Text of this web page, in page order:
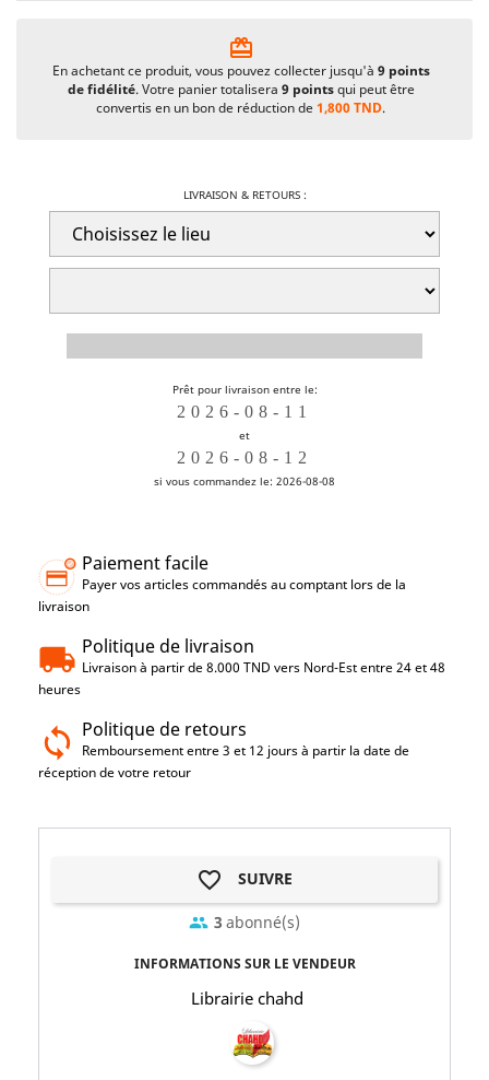
card_giftcard
En achetant ce produit, vous pouvez collecter jusqu'à 9points
de fidélité. Votre panier totalisera 9pointsqui peut être
convertis en un bon de réduction de1,800 TND.
LIVRAISON & RETOURS :
Prêt pour livraison entre le:
et
si vous commandez le: 2026-08-08
Paiement facile
Payer vos articles commandés au comptant lors de la
livraison
Politique de livraison
Livraison à partir de 8.000 TND vers Nord-Est entre 24 et 48
heures
Politique de retours
Remboursement entre 3 et 12 jours à partir la date de
réception de votre retour
favorite_border SUIVRE
group 3 abonné(s)
INFORMATIONS SUR LE VENDEUR
Librairie chahd